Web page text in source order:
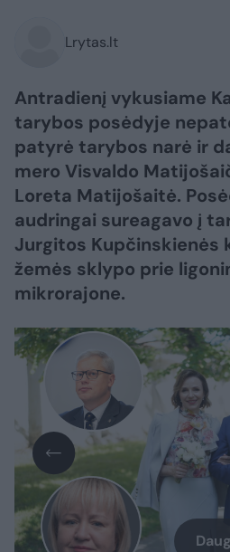
Lrytas.lt
Antradienį vykusiame
tarybos posėdyje
patyrė tarybos narė ir
mero Visvaldo
Loreta Matijošaitė.
audringai sureagavo į
Jurgitos Kupčinskienės
žemės sklypo prie
mikrorajone.